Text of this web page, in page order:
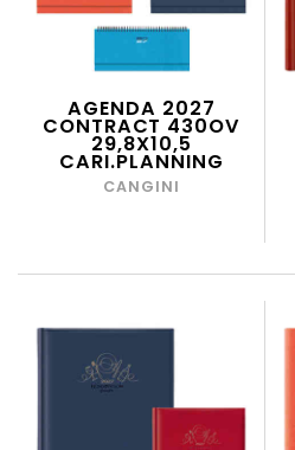
AGENDA 2027
CONTRACT 430OV
29,8X10,5
CARI.PLANNING
CANGINI